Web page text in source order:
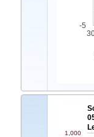
-5
1,000